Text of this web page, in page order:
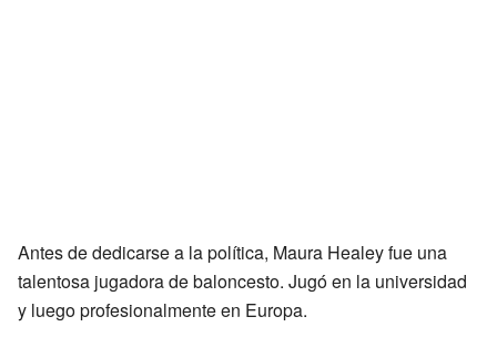
Antes de dedicarse a la política, Maura Healey fue una
talentosa jugadora de baloncesto. Jugó en la universidad
y luego profesionalmente en Europa.